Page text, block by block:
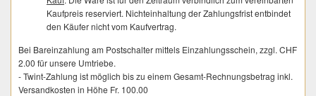
Kaufpreis reserviert. Nichteinhaltung der Zahlungsfrist entbindet
den Käufer nicht vom Kaufvertrag.
Bei Bareinzahlung am Postschalter mittels Einzahlungsschein, zzgl. CHF
2.00 für unsere Umtriebe.
- Twint-Zahlung ist möglich bis zu einem Gesamt-Rechnungsbetrag inkl.
Versandkosten in Höhe Fr. 100.00